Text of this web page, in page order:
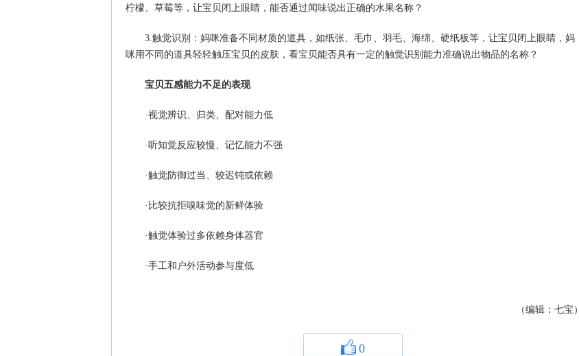
柠檬、草莓等，让宝贝闭上眼睛，能否通过闻味说出正确的水果名称？
3.触觉识别：妈咪准备不同材质的道具，如纸张、毛巾、羽毛、海绵、硬纸板等，让宝贝闭上眼睛，妈
咪用不同的道具轻轻触压宝贝的皮肤，看宝贝能否具有一定的触觉识别能力准确说出物品的名称？
宝贝五感能力不足的表现
·视觉辨识、归类、配对能力低
·听知觉反应较慢、记忆能力不强
·触觉防御过当、较迟钝或依赖
·比较抗拒嗅味觉的新鲜体验
·触觉体验过多依赖身体器官
·手工和户外活动参与度低
（编辑：七宝）
0